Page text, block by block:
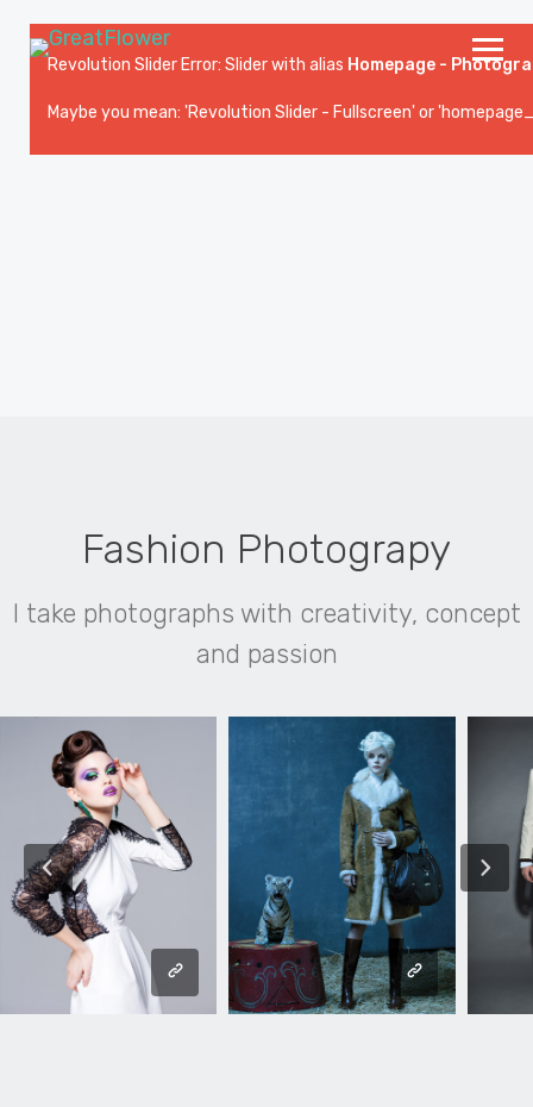
Revolution Slider Error: Slider with alias Homepage -
Maybe you mean: 'Revolution Slider - Fullscreen' or
Fashion Photograpy
I take photographs with creativity, concept
and passion